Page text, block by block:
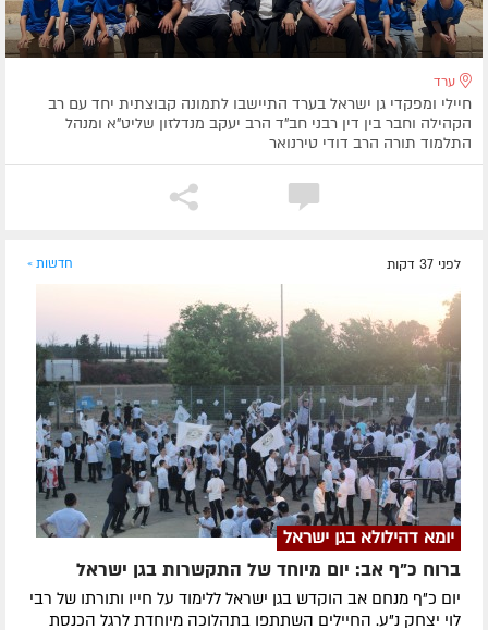
ערד
חיילי ומפקדי גן ישראל בערד התיישבו לתמונה קבוצתית יחד עם רב
הקהילה וחבר בין דין רבני חב"ד הרב יעקב מנדלזון שליט"א ומנהל
התלמוד תורה הרב דודי טירנואר
לפני 37 דקות חדשות »
יומא דהילולא בגן ישראל
ברוח כ"ף אב: יום מיוחד של התקשרות בגן ישראל
יום כ"ף מנחם אב הוקדש בגן ישראל ללימוד על חייו ותורתו של רבי
לוי יצחק נ"ע. החיילים השתתפו בתהלוכה מיוחדת לרגל הכנסת